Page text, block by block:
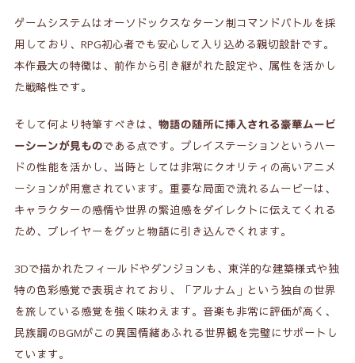
ゲームシステムはオーソドックスなターン制コマンドバトルを採
用しており、RPG初心者でも安心して入り込める親切設計です。
本作最大の特徴は、前作から引き継がれた設定や、属性を活かし
た戦略性です。
そして何より特筆すべきは、
物語の随所に挿入される豪華ムービ
ーシーンが見ものである点です。プレイステーションというハー
ドの性能を活かし、当時としては非常にクオリティの高いアニメ
ーションが用意されています。重要な局面で流れるムービーは、
キャラクターの感情や世界の緊迫感をダイレクトに伝えてくれる
ため、プレイヤーをグッと物語に引き込んでくれます。
3Dで描かれたフィールドやダンジョンも、東洋的な建築様式や独
特の色彩感覚で表現されており、「アルナム」という独自の世界
を旅している感覚を強く味わえます。音楽も非常に評価が高く、
民族調のBGMがこの異国情緒あふれる世界観を完璧にサポートし
ています。